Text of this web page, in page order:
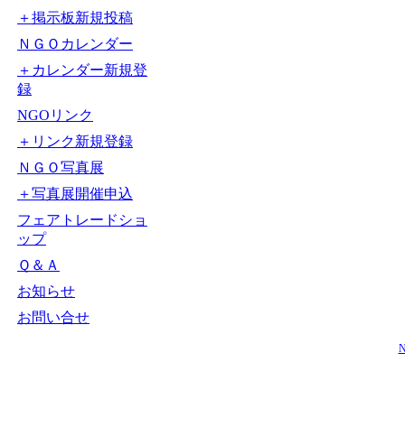
＋掲示板新規投稿
ＮＧＯカレンダー
＋カレンダー新規登
録
NGOリンク
＋リンク新規登録
ＮＧＯ写真展
＋写真展開催申込
フェアトレードショ
ップ
Ｑ＆Ａ
お知らせ
お問い合せ